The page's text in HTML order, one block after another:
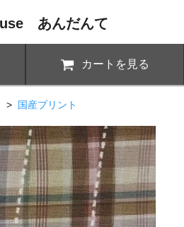
あんだんて
カートを見る
> 国産プリント